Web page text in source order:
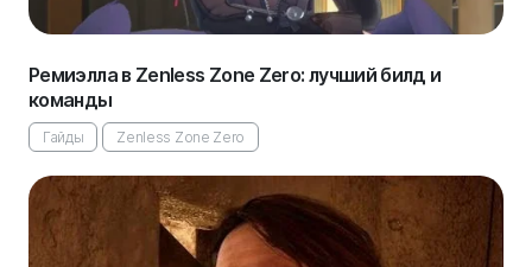
Ремиэлла в Zenless Zone Zero: лучший билд и
команды
Гайды Zenless Zone Zero